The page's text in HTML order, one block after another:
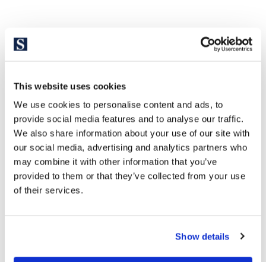
This website uses cookies
We use cookies to personalise content and ads, to
provide social media features and to analyse our traffic.
We also share information about your use of our site with
our social media, advertising and analytics partners who
may combine it with other information that you’ve
provided to them or that they’ve collected from your use
of their services.
Show details